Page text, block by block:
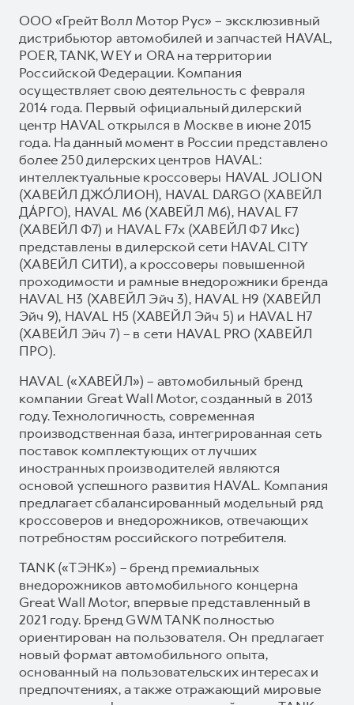
ООО «Грейт Волл Мотор Рус» – эксклюзивный
дистрибьютор автомобилей и запчастей HAVAL,
POER, TANK, WEY и ORA на территории
Российской Федерации. Компания
осуществляет свою деятельность с февраля
2014 года. Первый официальный дилерский
центр HAVAL открылся в Москве в июне 2015
года. На данный момент в России представлено
более 250 дилерских центров HAVAL:
интеллектуальные кроссоверы HAVAL JOLION
(ХАВЕЙЛ ДЖО́ЛИОН), HAVAL DARGO (ХАВЕЙЛ
ДА́РГО), HAVAL М6 (ХАВЕЙЛ M6), HAVAL F7
(ХАВЕЙЛ Ф7) и HAVAL F7x (ХАВЕЙЛ Ф7 Икс)
представлены в дилерской сети HAVAL CITY
(ХАВЕЙЛ СИТИ), а кроссоверы повышенной
проходимости и рамные внедорожники бренда
HAVAL H3 (ХАВЕЙЛ Эйч 3), HAVAL H9 (ХАВЕЙЛ
Эйч 9), HAVAL H5 (ХАВЕЙЛ Эйч 5) и HAVAL H7
(ХАВЕЙЛ Эйч 7) – в сети HAVAL PRO (ХАВЕЙЛ
ПРО).
HAVAL («ХАВЕЙЛ») – автомобильный бренд
компании Great Wall Motor, созданный в 2013
году. Технологичность, современная
производственная база, интегрированная сеть
поставок комплектующих от лучших
иностранных производителей являются
основой успешного развития HAVAL. Компания
предлагает сбалансированный модельный ряд
кроссоверов и внедорожников, отвечающих
потребностям российского потребителя.
TANK («ТЭНК») – бренд премиальных
внедорожников автомобильного концерна
Great Wall Motor, впервые представленный в
2021 году. Бренд GWM TANK полностью
ориентирован на пользователя. Он предлагает
новый формат автомобильного опыта,
основанный на пользовательских интересах и
предпочтениях, а также отражающий мировые